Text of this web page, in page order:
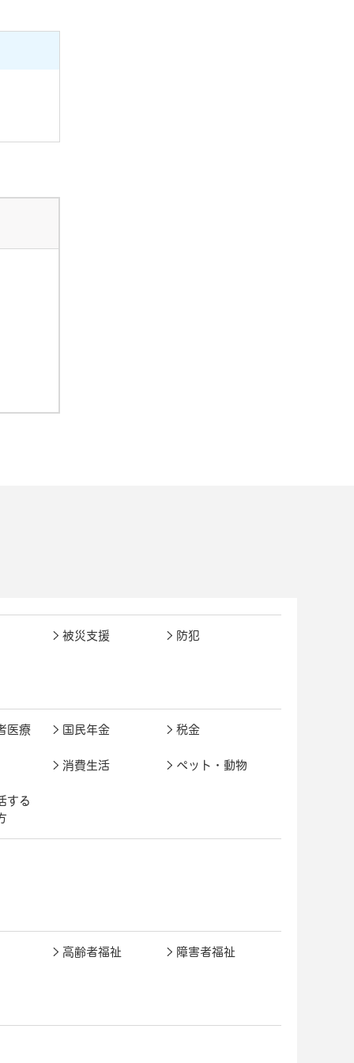
被災支援 防犯
医療
国民年金 税金
消費生活 ペット・動物
する
高齢者福祉 障害者福祉